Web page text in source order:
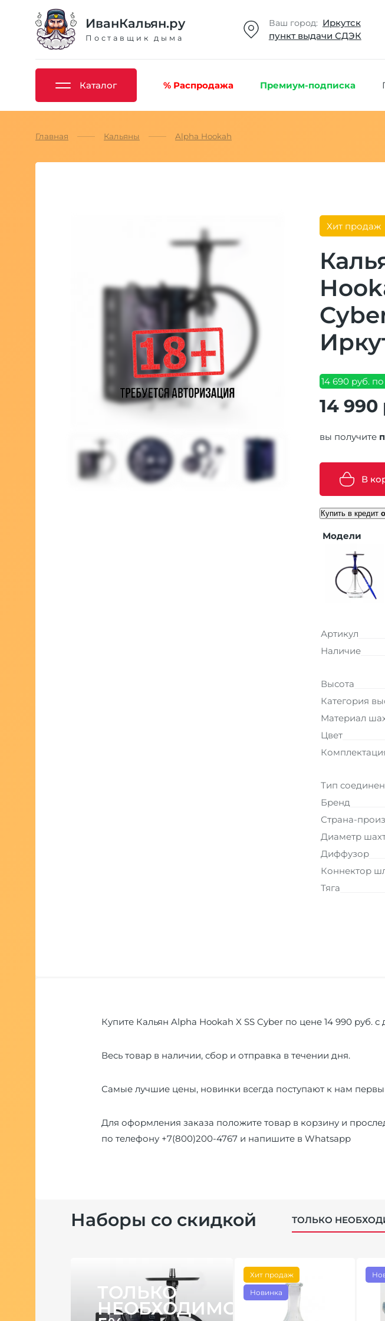
ИванКальян.ру
Поставщик дыма
Ваш город: Иркутск
пункт выдачи СДЭК
Каталог % Распродажа Премиум-подписка
Товар
Добавлено
Главная Кальяны Alpha Hookah
Хит продаж
14 690 руб.
14 990
вы получите
В
Купить в кредит
Модели
Артикул
Наличие
Высота
Категория
Материал
Цвет
Тип
Бренд
Страна-
Диаметр
Диффузор
Коннектор
Тяга
Купите Кальян Alpha Hookah X SS Cyber по цене 14 990 руб.
Весь товар в наличии, сбор и отправка в течении дня.
Самые лучшие цены, новинки всегда поступают к нам
Для оформления заказа положите товар в корзину и
по телефону +7(800)200-4767 и напишите в Whatsapp
Наборы со скидкой ТОЛЬКО
ТОЛЬКО
НЕОБХОДИМОЕ
Хит продаж
Новинка